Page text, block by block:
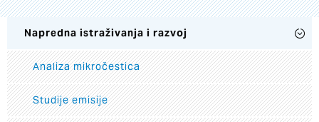
Napredna istraživanja i razvoj
Analiza mikročestica
Studije emisije